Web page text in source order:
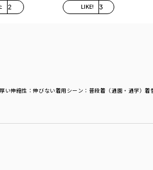
2 LIKE! 3
い伸縮性 ：伸びない着用シーン ：普段着（通園・通学）着
しい、
開。
はお子さまの動きを制限
ん着用していただけます。
ります。
サイズです。